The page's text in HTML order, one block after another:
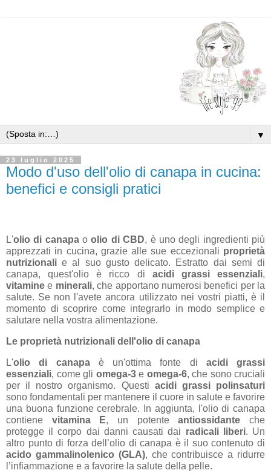
▼
23 luglio 2025
Modo d'uso dell'olio di canapa in cucina:
benefici e consigli pratici
L'olio di canapaoolio di CBD, è uno degli ingredienti più
apprezzati in cucina, grazie alle sue eccezionali proprietà
nutrizionali e al suo gusto delicato. Estratto dai semi di
canapa, quest'olio è ricco di acidi grassi essenziali,
vitamine e minerali, che apportano numerosi benefici per la
salute. Se non l'avete ancora utilizzato nei vostri piatti, è il
momento di scoprire come integrarlo in modo semplice e
salutare nella vostra alimentazione.
Le proprietà nutrizionali dell'olio di canapa
L'olio di canapaè un'ottima fonte di acidi grassi
essenziali, come gli omega-3e omega-6, che sono cruciali
per il nostro organismo. Questi acidi grassi polinsaturi
sono fondamentali per mantenere il cuore in salute e favorire
una buona funzione cerebrale. In aggiunta, l'olio di canapa
contiene vitamina E, un potenteantiossidante che
protegge il corpo dai danni causati dai radicali liberi. Un
altro punto di forza dell’olio di canapa è il suo contenuto di
acido gammalinolenico (GLA), che contribuisce a ridurre
l’infiammazione e a favorire la salute della pelle.